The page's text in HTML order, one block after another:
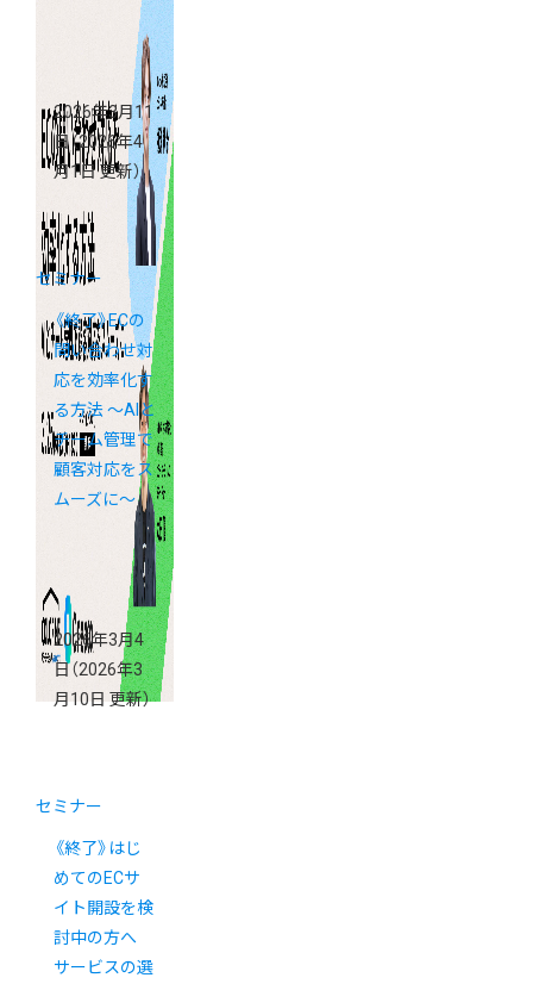
2026年3月11
日（2026年4
月1日 更新）
セミナー
《終了》ECの
問い合わせ対
応を効率化す
る方法 ～AIと
チーム管理で
顧客対応をス
ムーズに～
2026年3月4
日（2026年3
月10日 更新）
セミナー
《終了》はじ
めてのECサ
イト開設を検
討中の方へ
サービスの選